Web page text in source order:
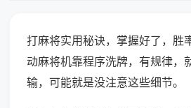
打麻将实用秘诀，掌握好了，胜
动麻将机靠程序洗牌，有规律，
输，可能就是没注意这些细节。